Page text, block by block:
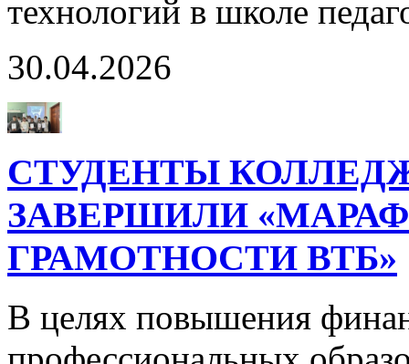
технологий в школе
30.04.2026
СТУДЕНТЫ
ЗАВЕРШИЛИ
ГРАМОТНОСТИ ВТБ»
В целях повышения